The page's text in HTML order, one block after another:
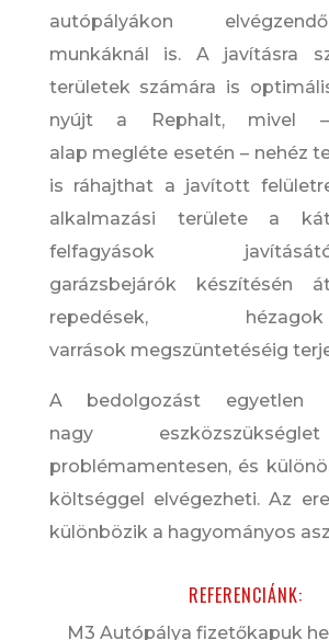
autópályákon
munkáknál is. A javításra
területek számára is
nyújt a Rephalt, mivel –
alap megléte esetén – nehéz
is ráhajthat a javított
alkalmazási területe a
felfagyások
garázsbejárók készítésén
repedések,
varrások megszüntetéséig
A bedolgozást egyetlen
nagy
problémamentesen, és
költséggel elvégezheti. Az
különbözik a hagyományos
REFERENCIÁNK:
M3 Autópálya fizetőkapuk